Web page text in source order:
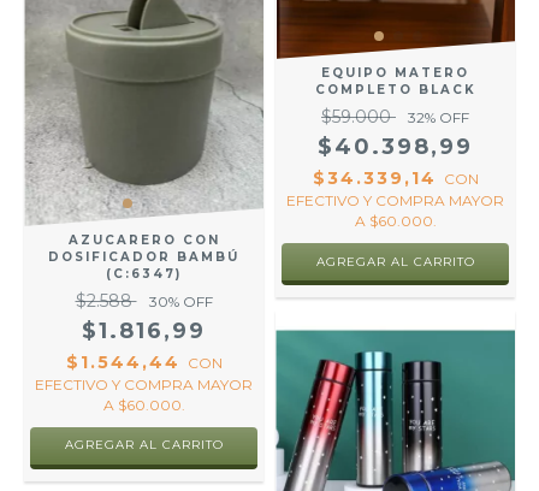
AZUCARERO CON
DOSIFICADOR BAMBÚ
(C:6347)
$2.588 30% OFF
$1.816,99
$1.544,44
CON
EFECTIVO Y COMPRA MAYOR
A $60.000.
AGREGAR AL CARRITO
EQUIPO MATERO
COMPLETO BLACK
$59.000 32% OFF
$40.398,99
$34.339,14
CON
EFECTIVO Y COMPRA MAYOR
A $60.000.